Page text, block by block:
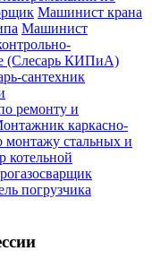
Машинист крана
Машинист
(Слесарь КИПиА)
сантехник
ремонту и
каркасно-
стальных и
котельной
погрузчика